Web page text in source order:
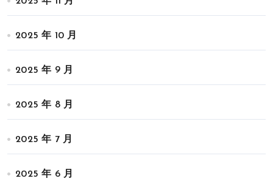
2025 年 10 月
2025 年 9 月
2025 年 8 月
2025 年 7 月
2025 年 6 月